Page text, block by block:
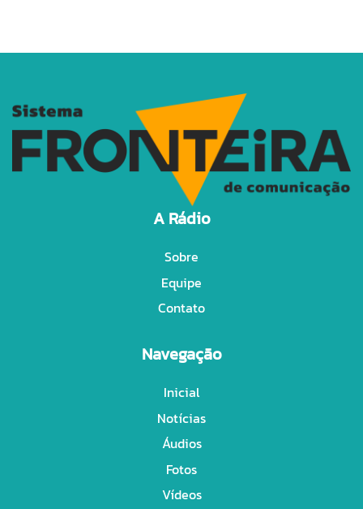
Navegação
Inicial
Notícias
Áudios
Fotos
Vídeos
A Rádio
Sobre
Equipe
Contato